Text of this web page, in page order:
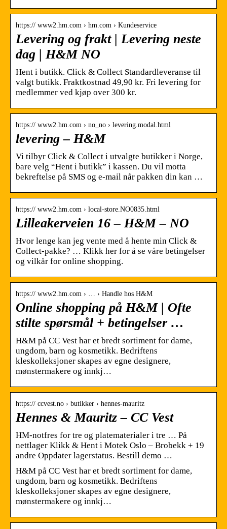
https:// www2.hm.com › hm.com › Kundeservice
Levering og frakt | Levering neste
dag | H&M NO
Hent i butikk. Click & Collect Standardleveranse til
valgt butikk. Fraktkostnad 49,90 kr. Fri levering for
medlemmer ved kjøp over 300 kr.
https:// www2.hm.com › no_no › levering.modal.html
levering – H&M
Vi tilbyr Click & Collect i utvalgte butikker i Norge,
bare velg “Hent i butikk” i kassen. Du vil motta
bekreftelse på SMS og e-mail når pakken din kan …
https:// www2.hm.com › local-store.NO0835.html
Lilleakerveien 16 – H&M – NO
Hvor lenge kan jeg vente med å hente min Click &
Collect-pakke? … Klikk her for å se våre betingelser
og vilkår for online shopping.
https:// www2.hm.com › … › Handle hos H&M
Online shopping på H&M | Ofte
stilte spørsmål + betingelser …
H&M på CC Vest har et bredt sortiment for dame,
ungdom, barn og kosmetikk. Bedriftens
kleskolleksjoner skapes av egne designere,
mønstermakere og innkj…
https:// ccvest.no › butikker › hennes-mauritz
Hennes & Mauritz – CC Vest
HM-notfres for tre og platematerialer i tre … På
nettlager Klikk & Hent i Motek Oslo – Brobekk + 19
andre Oppdater lagerstatus. Bestill demo …
H&M på CC Vest har et bredt sortiment for dame,
ungdom, barn og kosmetikk. Bedriftens
kleskolleksjoner skapes av egne designere,
mønstermakere og innkj…